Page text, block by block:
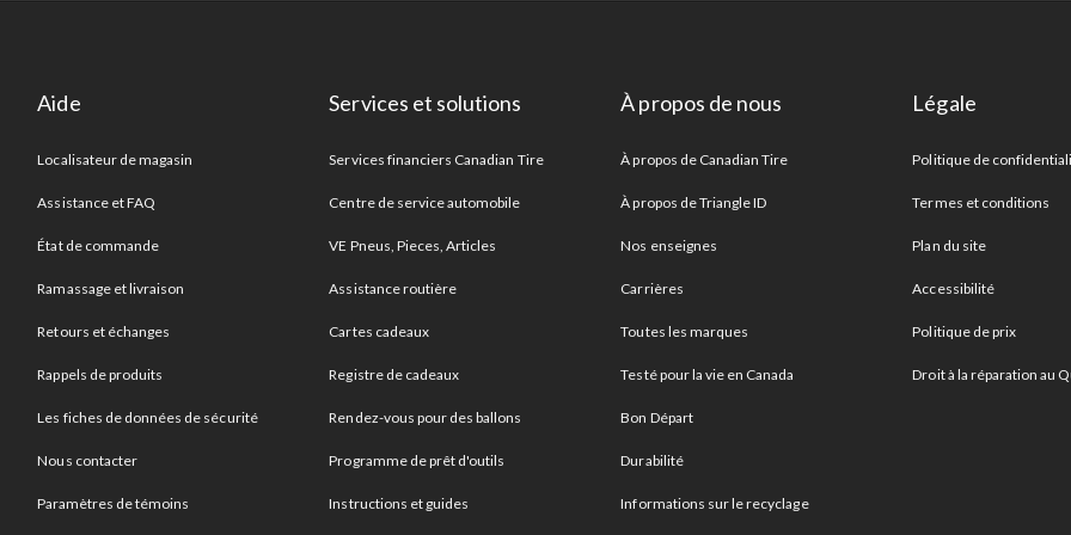
Aide
Localisateur de magasin
Assistance et FAQ
État de commande
Ramassage et livraison
Retours et échanges
Rappels de produits
Les fiches de données de sécurité
Nous contacter
Paramètres de témoins
Services et solutions
Services financiers Canadian Tire
Centre de service automobile
VE Pneus, Pieces, Articles
Assistance routière
Cartes cadeaux
Registre de cadeaux
Rendez-vous pour des ballons
Programme de prêt d'outils
Instructions et guides
À propos de nous
À propos de Canadian Tire
À propos de Triangle ID
Nos enseignes
Carrières
Toutes les marques
Testé pour la vie en Canada
Bon Départ
Durabilité
Informations sur le recyclage
Légale
Politique de
Termes et conditions
Plan du site
Accessibilité
Politique de prix
Droit à la réparation au